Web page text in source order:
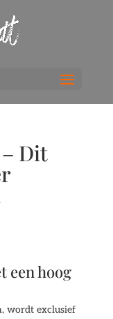
Dit
een hoog
wordt exclusief